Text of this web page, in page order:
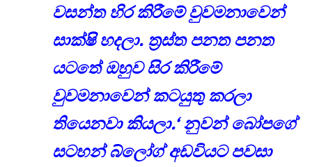
වසන්ත හිර කිරීමේ වුවමනාවෙන්
සාක්ෂි හදලා. ත්‍රස්ත පනත පනත
යටතේ ඔහුව සිර කිරීමේ
වුවමනාවෙන් කටයුතු කරලා
තියෙනවා කියලා.‘ නුවන් බෝපගේ
සටහන් බ්ලෝග් අඩවියට පවසා